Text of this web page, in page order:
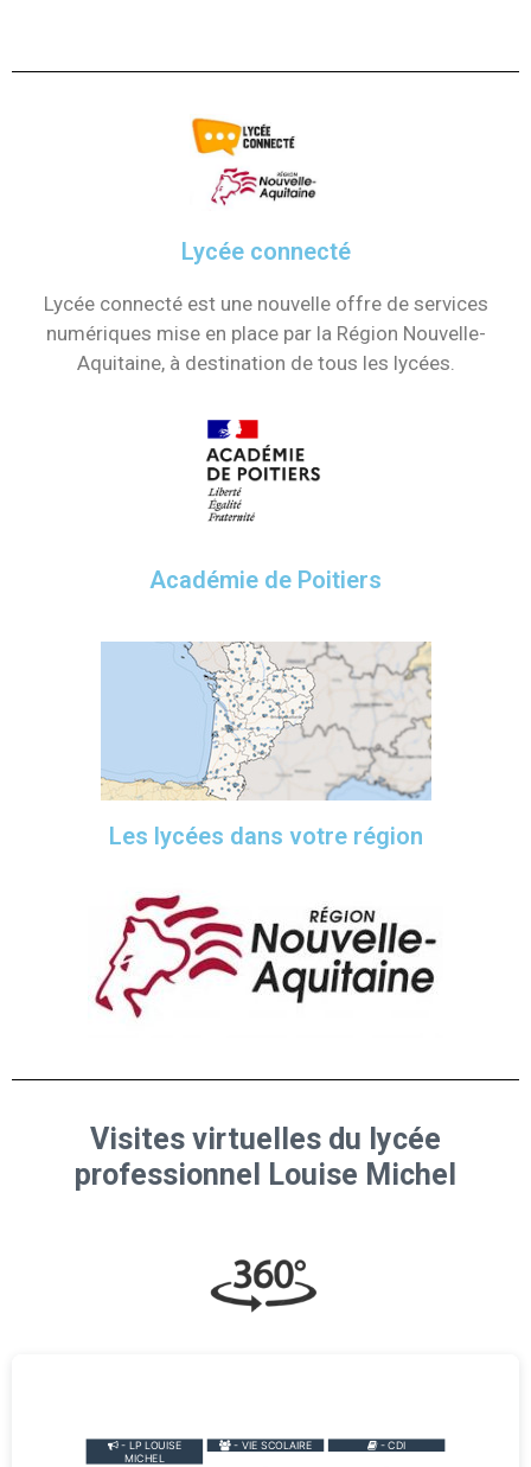
Lycée connecté
Lycée connecté est une nouvelle offre de services
numériques mise en place par la Région Nouvelle-
Aquitaine, à destination de tous les lycées.
Académie de Poitiers
Les lycées dans votre région
Visites virtuelles du lycée
professionnel Louise Michel